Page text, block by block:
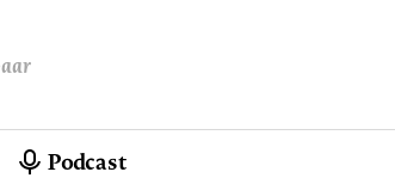
Podcast